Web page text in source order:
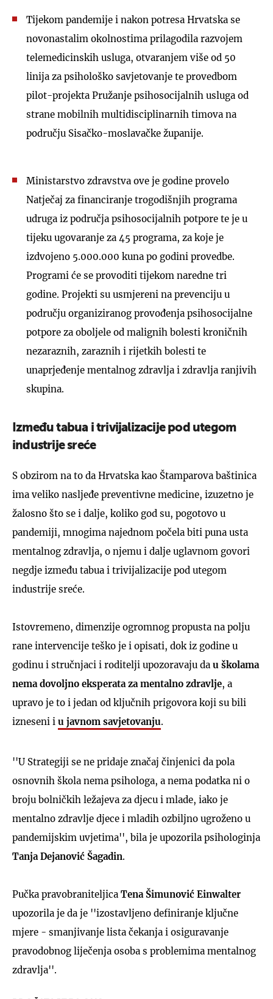
Tijekom pandemije i nakon potresa Hrvatska se
novonastalim okolnostima prilagodila razvojem
telemedicinskih usluga, otvaranjem više od 50
linija za psihološko savjetovanje te provedbom
pilot-projekta Pružanje psihosocijalnih usluga od
strane mobilnih multidisciplinarnih timova na
području Sisačko-moslavačke županije.
Ministarstvo zdravstva ove je godine provelo
Natječaj za financiranje trogodišnjih programa
udruga iz područja psihosocijalnih potpore te je u
tijeku ugovaranje za 45 programa, za koje je
izdvojeno 5.000.000 kuna po godini provedbe.
Programi će se provoditi tijekom naredne tri
godine. Projekti su usmjereni na prevenciju u
području organiziranog provođenja psihosocijalne
potpore za oboljele od malignih bolesti kroničnih
nezaraznih, zaraznih i rijetkih bolesti te
unaprjeđenje mentalnog zdravlja i zdravlja ranjivih
skupina.
Između tabua i trivijalizacije pod utegom
industrije sreće
S obzirom na to da Hrvatska kao Štamparova baštinica
ima veliko nasljeđe preventivne medicine, izuzetno je
žalosno što se i dalje, koliko god su, pogotovo u
pandemiji, mnogima najednom počela biti puna usta
mentalnog zdravlja, o njemu i dalje uglavnom govori
negdje između tabua i trivijalizacije pod utegom
industrije sreće.
Istovremeno, dimenzije ogromnog propusta na polju
rane intervencije teško je i opisati, dok iz godine u
godinu i stručnjaci i roditelji upozoravaju da u školama
nema dovoljno eksperata za mentalno zdravlje, a
upravo je to i jedan od ključnih prigovora koji su bili
izneseni i u javnom savjetovanju.
''U Strategiji se ne pridaje značaj činjenici da pola
osnovnih škola nema psihologa, a nema podatka ni o
broju bolničkih ležajeva za djecu i mlade, iako je
mentalno zdravlje djece i mladih ozbiljno ugroženo u
pandemijskim uvjetima'', bila je upozorila psihologinja
Tanja Dejanović Šagadin.
Pučka pravobraniteljica Tena Šimunović Einwalter
upozorila je da je ''izostavljeno definiranje ključne
mjere - smanjivanje lista čekanja i osiguravanje
pravodobnog liječenja osoba s problemima mentalnog
zdravlja''.